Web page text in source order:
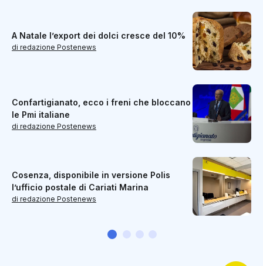
A Natale l’export dei dolci cresce del 10%
di redazione Postenews
Confartigianato, ecco i freni che bloccano
le Pmi italiane
di redazione Postenews
Cosenza, disponibile in versione Polis
l’ufficio postale di Cariati Marina
di redazione Postenews